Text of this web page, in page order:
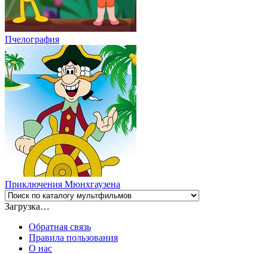
Пчелография
Приключения Мюнхгаузена
Загрузка…
Обратная связь
Правила пользования
О нас